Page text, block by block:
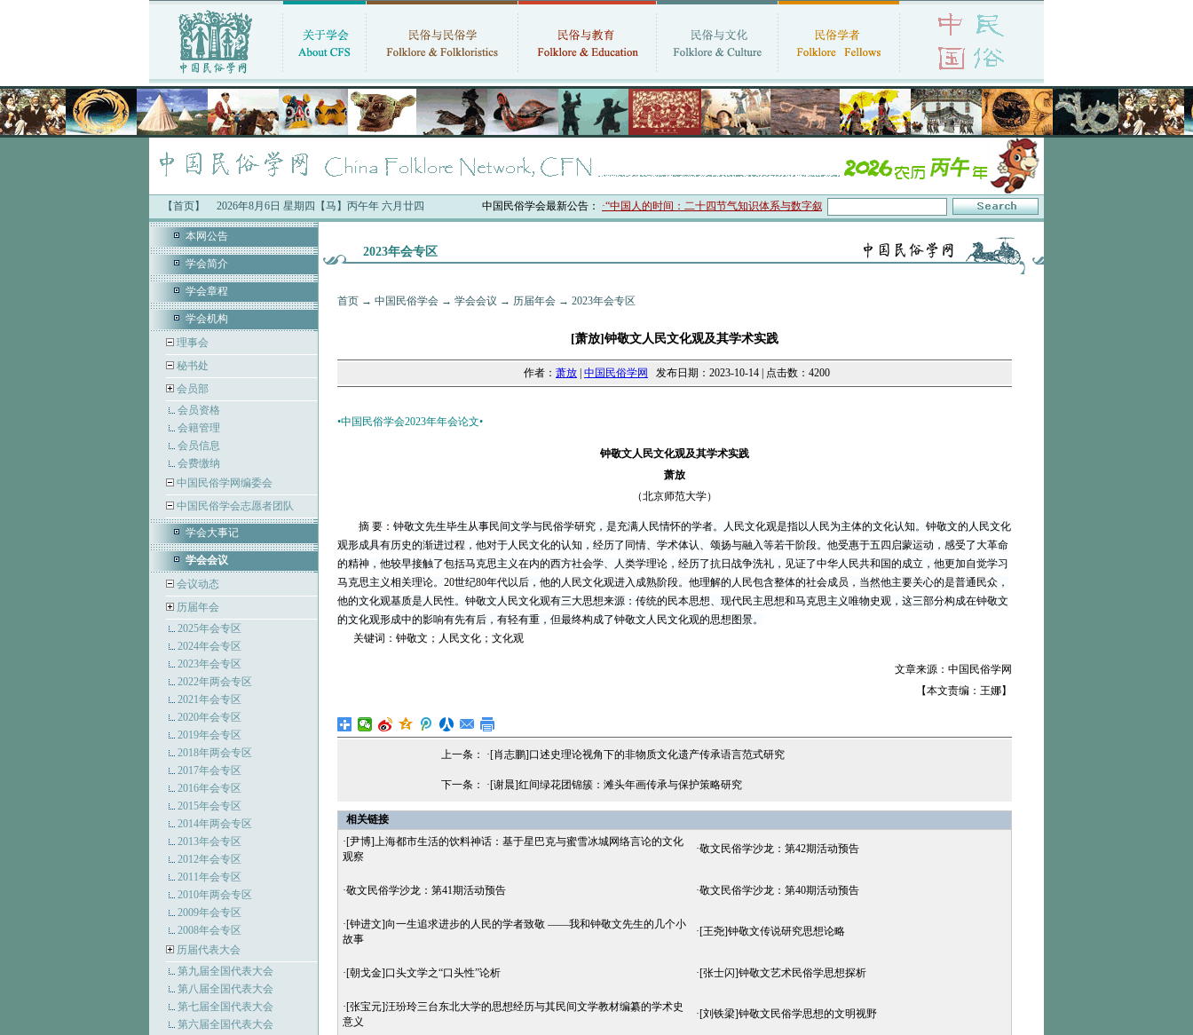
【首页】 2026年8月6日 星期四【马】丙午年 六月廿四 中国民俗学会最新公告：·“中国人的时间：二十四节气知识体系与数字叙事”研讨会在京召开 ·中国民俗学会第十一届代表大会暨2026年年会征文启事
本网公告
学会简介
学会章程
学会机构
理事会
秘书处
会员部
会员资格
会籍管理
会员信息
会费缴纳
中国民俗学网编委会
中国民俗学会志愿者团队
学会大事记
学会会议
会议动态
历届年会
2025年会专区
2024年会专区
2023年会专区
2022年两会专区
2021年会专区
2020年会专区
2019年会专区
2018年两会专区
2017年会专区
2016年会专区
2015年会专区
2014年两会专区
2013年会专区
2012年会专区
2011年会专区
2010年两会专区
2009年会专区
2008年会专区
历届代表大会
第九届全国代表大会
第八届全国代表大会
第七届全国代表大会
第六届全国代表大会
2023年会专区
首页→ 中国民俗学会→ 学会会议 → 历届年会→ 2023年会专区
[萧放]钟敬文人民文化观及其学术实践
作者： 萧放 中国民俗学网 发布日期：2023-10-14 | 点击数：4200
•中国民俗学会2023年年会论文•
钟敬文人民文化观及其学术实践
萧放
（北京师范大学）
摘 要： 钟敬文先生毕生从事民间文学与民俗学研究，是充满人民情怀的学者。人民文化观是指以人民为主体的文化认知。钟敬文的人民文化
观形成具有历史的渐进过程，他对于人民文化的认知，经历了同情、学术体认、颂扬与融入等若干阶段。他受惠于五四启蒙运动，感受了大革命
的精神，他较早接触了包括马克思主义在内的西方社会学、人类学理论，经历了抗日战争洗礼，见证了中华人民共和国的成立，他更加自觉学习
马克思主义相关理论。 20世纪80年代以后，他的人民文化观进入成熟阶段。他理解的人民包含整体的社会成员，当然他主要关心的是普通民众，
他的文化观基质是人民性。钟敬文人民文化观有三大思想来源：传统的民本思想、现代民主思想和马克思主义唯物史观，这三部分构成在钟敬文
的文化观形成中的影响有先有后，有轻有重，但最终构成了钟敬文人民文化观的思想图景。
关键词：钟敬文；人民文化；文化观
文章来源：中国民俗学网
【本文责编：王娜】
上一条： ·[肖志鹏]口述史理论视角下的非物质文化遗产传承语言范式研究
下一条： ·[谢晨]红间绿花团锦簇：滩头年画传承与保护策略研究
相关链接
·[尹博]上海都市生活的饮料神话：基于星巴克与蜜雪冰城网络言论的文化
观察
·敬文民俗学沙龙：第42期活动预告
·敬文民俗学沙龙：第41期活动预告 ·敬文民俗学沙龙：第40期活动预告
·[钟进文]向一生追求进步的人民的学者致敬 ——我和钟敬文先生的几个小
故事
·[王尧]钟敬文传说研究思想论略
·[朝戈金]口头文学之“口头性”论析 ·[张士闪]钟敬文艺术民俗学思想探析
·[张宝元]汪玢玲三台东北大学的思想经历与其民间文学教材编纂的学术史
意义
·[刘铁梁]钟敬文民俗学思想的文明视野